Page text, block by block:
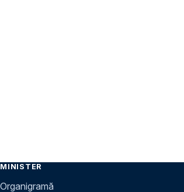
MINISTER
Organigramă